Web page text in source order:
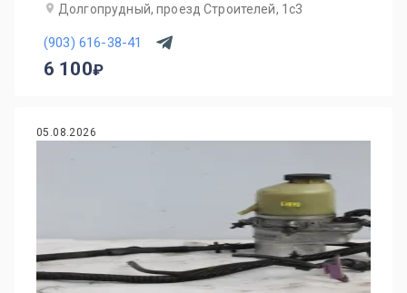
Долгопрудный, проезд Строителей, 1с3
(903) 616-38-41
6 100
05.08.2026